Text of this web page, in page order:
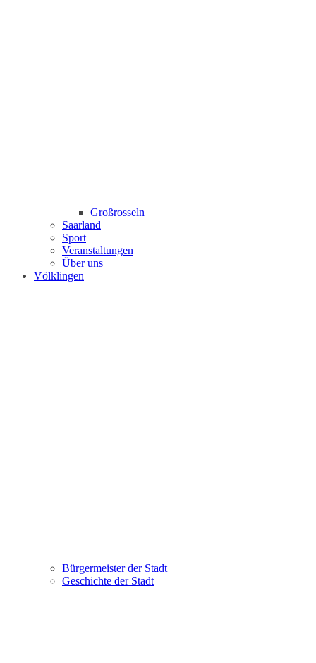
Großrosseln
Saarland
Sport
Veranstaltungen
Über uns
Völklingen
Bürgermeister der Stadt
Geschichte der Stadt